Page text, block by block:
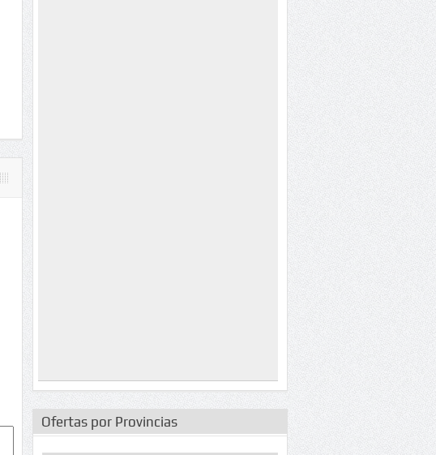
Ofertas por Provincias